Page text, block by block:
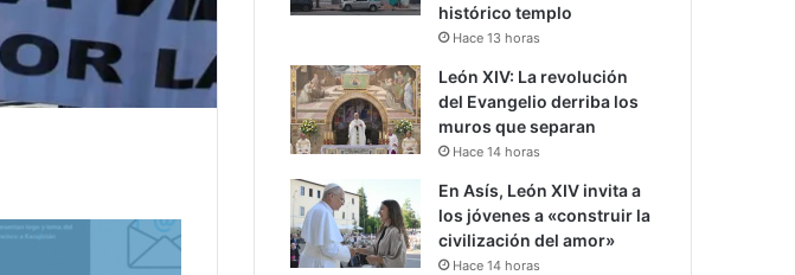
histórico templo
Hace 13 horas
León XIV: La revolución
del Evangelio derriba los
muros que separan
Hace 14 horas
En Asís, León XIV invita a
los jóvenes a «construir la
civilización del amor»
Hace 14 horas